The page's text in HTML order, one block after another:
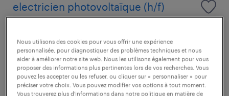
electricien photovoltaïque (h/f)
mission en vue d'embauche
€17.00 par heure
Nous utilisons des cookies pour vous offrir une expérience
personnalisée, pour diagnostiquer des problèmes techniques et nous
aider à améliorer notre site web. Nous les utilisons également pour vous
proposer des informations plus pertinentes lors de vos recherches. Vous
pouvez les accepter ou les refuser, ou cliquer sur « personnaliser » pour
préciser votre choix. Vous pouvez modifier vos options à tout moment.
Vous trouverez plus d'informations dans notre politique en matière de